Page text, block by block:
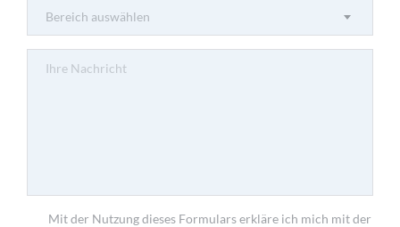
Bereich auswählen
Mit der Nutzung dieses Formulars erkläre ich mich mit der